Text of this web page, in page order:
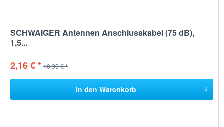
SCHWAIGER Antennen Anschlusskabel (75 dB),
1,5...
2,16 € * 10,99 € *
In den Warenkorb